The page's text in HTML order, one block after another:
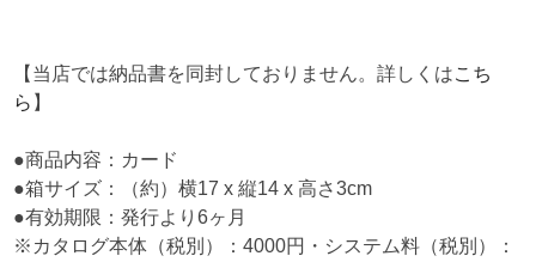
【当店では納品書を同封しておりません。詳しくはこち
ら 】
●商品内容：カード
●箱サイズ：（約）横17 x 縦14 x 高さ3cm
●有効期限：発行より6ヶ月
※カタログ本体（税別）：4000円・システム料（税別）：